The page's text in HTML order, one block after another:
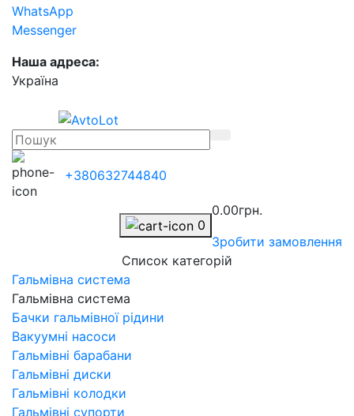
WhatsApp
Messenger
Наша адреса:
Українa
+380632744840
0
0.00грн.
Зробити замовлення
Список категорій
Гальмівна система
Гальмівна система
Бачки гальмівної рідини
Вакуумні насоси
Гальмівні барабани
Гальмівні диски
Гальмівні колодки
Гальмівні супорти